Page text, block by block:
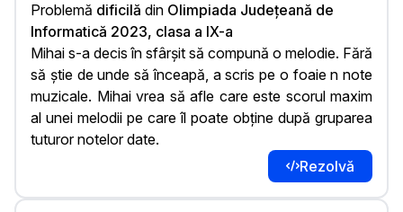
Problemă dificilă din Olimpiada Județeană de
Informatică 2023, clasa a IX-a
Mihai s-a decis în sfârșit să compună o melodie. Fără
să știe de unde să înceapă, a scris pe o foaie n note
muzicale. Mihai vrea să afle care este scorul maxim
al unei melodii pe care îl poate obține după gruparea
tuturor notelor date.
Rezolvă